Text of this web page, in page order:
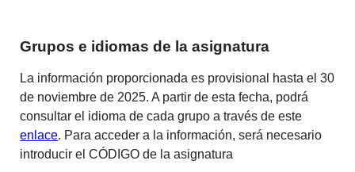
Grupos e idiomas de la asignatura
La información proporcionada es provisional hasta el 30
de noviembre de 2025. A partir de esta fecha, podrá
consultar el idioma de cada grupo a través de este
enlace. Para acceder a la información, será necesario
introducir el CÓDIGO de la asignatura